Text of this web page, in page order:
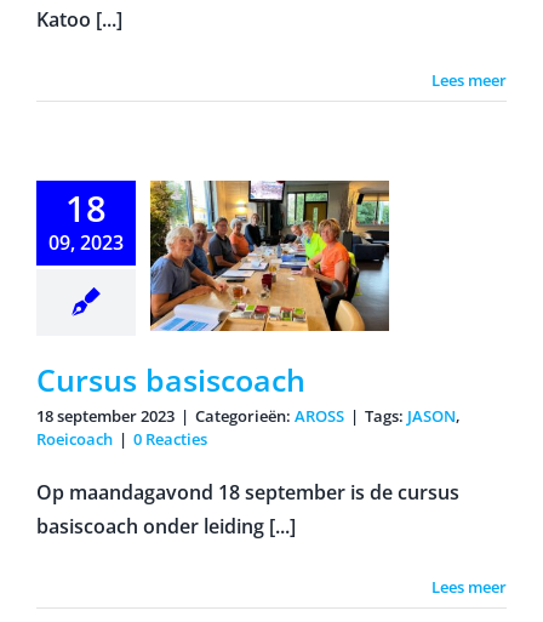
Katoo [...]
Lees meer
18
09, 2023
Cursus basiscoach
18 september 2023 | Categorieën: AROSS | Tags: JASON,
Roeicoach | 0 Reacties
Op maandagavond 18 september is de cursus
basiscoach onder leiding [...]
Lees meer